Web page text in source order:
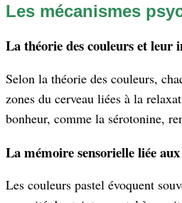
Les mécanismes
La théorie des couleurs et leur
Selon la théorie des couleurs,
zones du cerveau liées à la
bonheur, comme la sérotonine,
La mémoire sensorielle liée
Les couleurs pastel évoquent